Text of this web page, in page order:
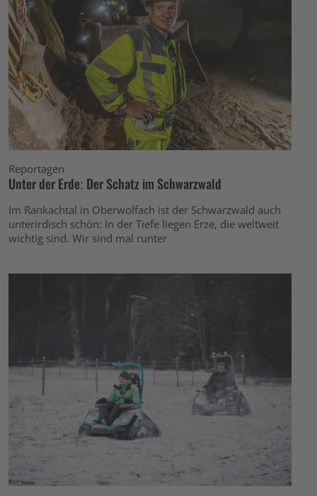
Reportagen
Unter der Erde: Der Schatz im Schwarzwald
Im Rankachtal in Oberwolfach ist der Schwarzwald auch
unterirdisch schön: In der Tiefe liegen Erze, die weltweit
wichtig sind. Wir sind mal runter